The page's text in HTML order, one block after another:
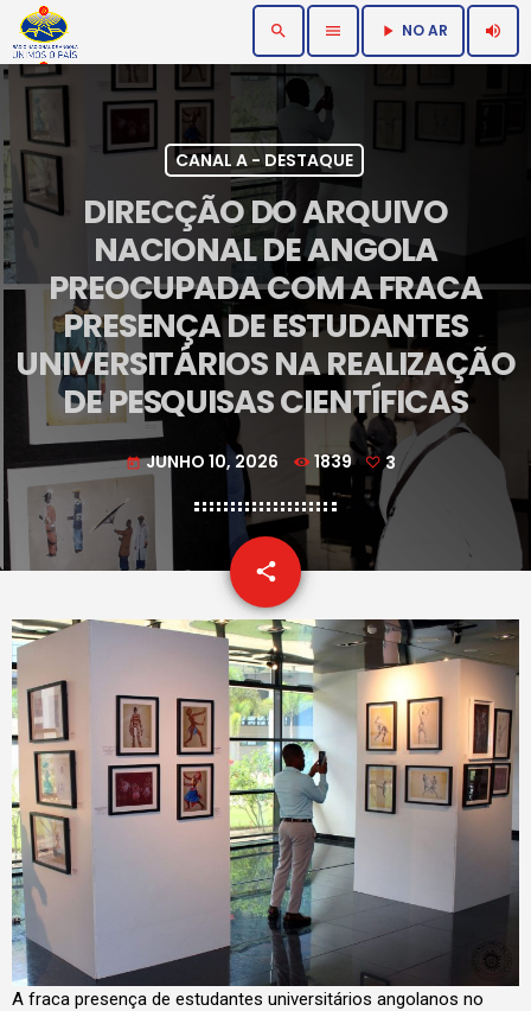
search menu play_arrow NO AR volume_up
CANAL A - DESTAQUE
DIRECÇÃO DO ARQUIVO
NACIONAL DE ANGOLA
PREOCUPADA COM A FRACA
PRESENÇA DE ESTUDANTES
UNIVERSITÁRIOS NA REALIZAÇÃO
DE PESQUISAS CIENTÍFICAS
today JUNHO 10, 2026 1839 3
share
email
A fraca presença de estudantes universitários angolanos no